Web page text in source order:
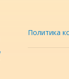
Политика